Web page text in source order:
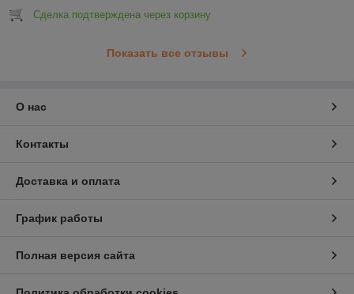
Сделка подтверждена через корзину
Показать все отзывы
О нас
Контакты
Доставка и оплата
График работы
Полная версия сайта